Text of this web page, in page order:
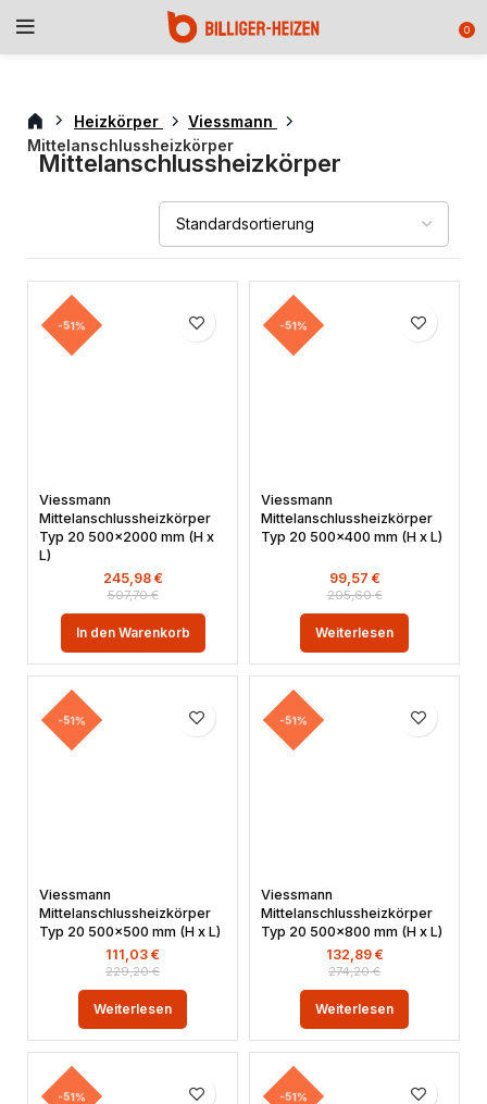
0
Heizkörper
Viessmann
Mittelanschlussheizkörper
Mittelanschlussheizkörper
-51%
Viessmann
Mittelanschlussheizkörper
Typ 20 500×2000 mm (H x
L)
507,70€
245,98 €
In den Warenkorb
-51%
Viessmann
Mittelanschlussheizkörper
Typ 20 500×400 mm (H x L)
205,60€
99,57 €
Weiterlesen
-51%
Viessmann
Mittelanschlussheizkörper
Typ 20 500×500 mm (H x L)
229,20€
111,03 €
Weiterlesen
-51%
Viessmann
Mittelanschlussheizkörper
Typ 20 500×800 mm (H x L)
274,20€
132,89 €
Weiterlesen
-51% -51%